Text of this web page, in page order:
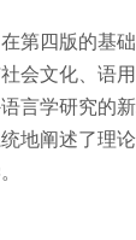
四版的基础
会文化、语
言学研究的
地阐述了理